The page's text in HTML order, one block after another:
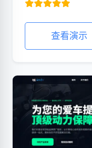
查看演示